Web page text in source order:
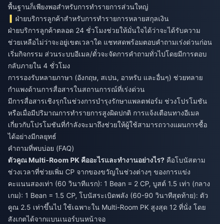
พื้นฐานก็เพียงพอสำหรับการทำรายการส่วนใหญ่
ฝ่ายบริการลูกค้าสำหรับการทำรายการหลายสกุลเงิน
ฝ่ายบริการลูกค้าตลอด 24 ชั่วโมงช่วยให้มั่นใจได้ว่าจะได้รับความ
ช่วยเหลือไม่ว่าจะอยู่เขตเวลาใด แชทสดพร้อมตอบคำถามเร่งด่วนก่อน
เริ่มกิจกรรม ส่วนระบบอีเมล/ตั๋วจะจัดการคำถามทั่วไปโดยมีการตอบ
กลับภายใน 4 ชั่วโมง
การรองรับหลายภาษา (อังกฤษ, สเปน, อาหรับ และอื่นๆ) ช่วยทลาย
กำแพงด้านการสื่อสารในสถานการณ์ที่เร่งด่วน
มีการสื่อสารเชิงรุกในช่วงการบำรุงรักษาแพลตฟอร์ม ช่วงโปรโมชัน
หรือเมื่อมีปริมาณการทำรายการสูงผิดปกติ การแจ้งเตือนทางอีเมล
เกี่ยวกับโปรโมชันที่กำลังจะมาถึงช่วยให้ผู้ใช้สามารถวางแผนการซื้อ
ได้อย่างมีกลยุทธ์
คำถามที่พบบ่อย (FAQ)
ตัวคูณ Multi-Room PK คืออะไรและทำงานอย่างไร? คือโบนัสตาม
ช่วงเวลาที่ช่วยเพิ่ม CP จากของขวัญในช่วงต่างๆ ของการแข่ง
คะแนนสองเท่า (60 วินาทีแรก): 1 Bean = 2 CP, บูสต์ 1.5 เท่า (กลาง
เกม): 1 Bean = 1.5 CP, โบนัสระเบิดพลัง (60-90 วินาทีสุดท้าย): ตัว
คูณ 2.5 เท่าขึ้นไป ใช้เฉพาะใน Multi-Room PK สูงสุด 12 ที่นั่ง โดย
สังเกตได้จากแบนเนอร์บนหน้าจอ